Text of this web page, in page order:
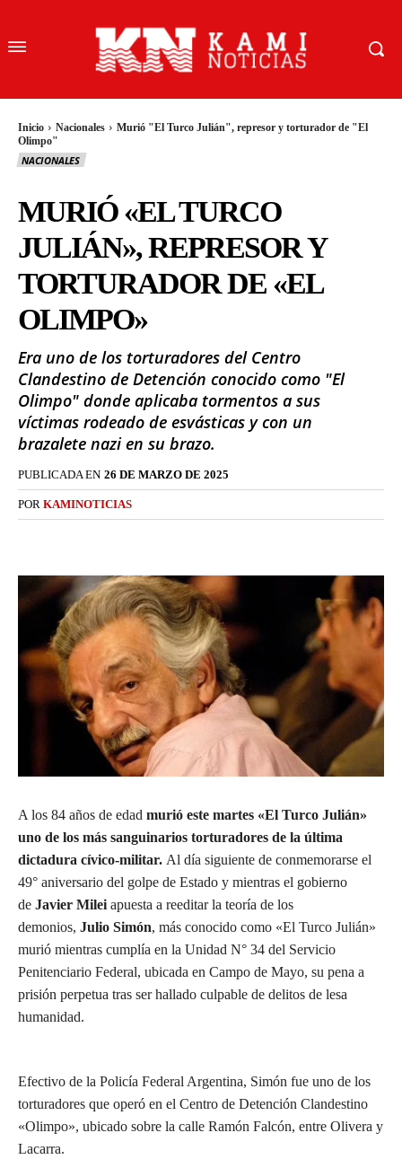
Inicio Nacionales
Murió "El Turco Julián", represor y torturador de "El
Olimpo"
NACIONALES
MURIÓ «EL TURCO
JULIÁN», REPRESOR Y
TORTURADOR DE «EL
OLIMPO»
Era uno de los torturadores del Centro
Clandestino de Detención conocido como "El
Olimpo" donde aplicaba tormentos a sus
víctimas rodeado de esvásticas y con un
brazalete nazi en su brazo.
PUBLICADA EN 26 DE MARZO DE 2025
POR KAMINOTICIAS
A los 84 años de edad murió este martes «El Turco Julián»
uno de los más sanguinarios torturadores de la última
dictadura cívico-militar. Al día siguiente de conmemorarse el
49° aniversario del golpe de Estado y mientras el gobierno
de Javier Milei apuesta a reeditar la teoría de los
demonios, Julio Simón, más conocido como «El Turco Julián»
murió mientras cumplía en la Unidad N° 34 del Servicio
Penitenciario Federal, ubicada en Campo de Mayo, su pena a
prisión perpetua tras ser hallado culpable de delitos de lesa
humanidad.
Efectivo de la Policía Federal Argentina, Simón fue uno de los
torturadores que operó en el Centro de Detención Clandestino
«Olimpo», ubicado sobre la calle Ramón Falcón, entre Olivera y
Lacarra.